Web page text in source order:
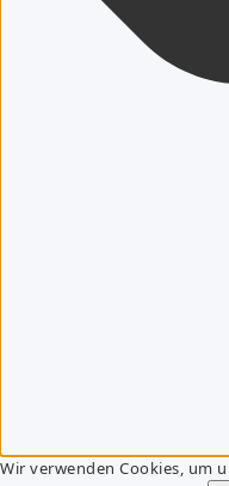
Wir verwenden Cookies, um